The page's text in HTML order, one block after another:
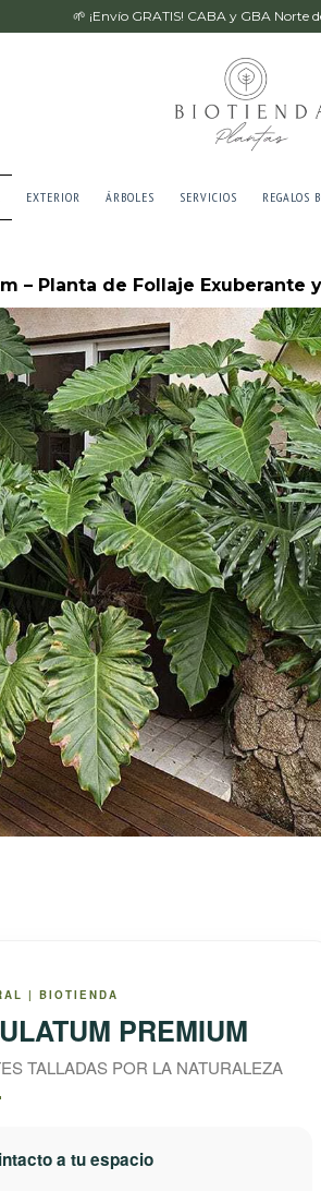
🌱 ¡Envío GRATIS! CABA y GBA Norte
EXTERIOR ÁRBOLES SERVICIOS REGALOS
– Planta de Follaje Exuberante
| BIOTIENDA
PREMIUM
TALLADAS POR LA NATURALEZA
a tu espacio